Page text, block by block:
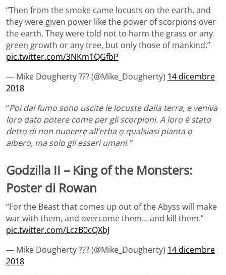
“Then from the smoke came locusts on the earth, and
they were given power like the power of scorpions over
the earth. They were told not to harm the grass or any
green growth or any tree, but only those of mankind.”
pic.twitter.com/3NKm1QGfbP
— Mike Dougherty ??? (@Mike_Dougherty) 14 dicembre
2018
“Poi dal fumo sono uscite le locuste dalla terra, e veniva
loro dato potere come per gli scorpioni. A loro è stato
detto di non nuocere all’erba o qualsiasi pianta o
albero, ma solo gli esseri umani.”
Godzilla II – King of the Monsters:
Poster di Rowan
“For the Beast that comes up out of the Abyss will make
war with them, and overcome them… and kill them.”
pic.twitter.com/LczB0cQXbJ
— Mike Dougherty ??? (@Mike_Dougherty) 14 dicembre
2018